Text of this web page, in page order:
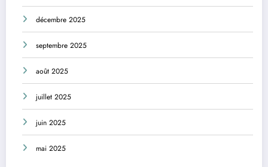
décembre 2025
septembre 2025
août 2025
juillet 2025
juin 2025
mai 2025